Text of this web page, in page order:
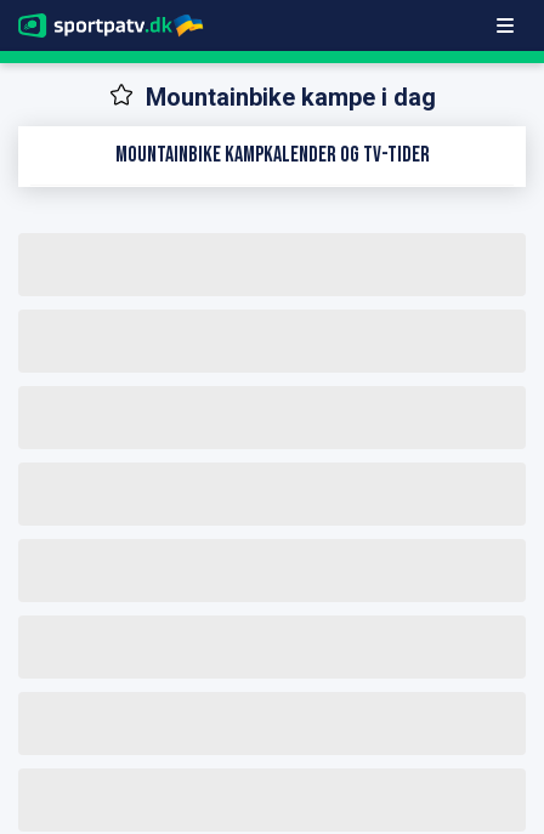
Mountainbike kampe i dag
Mountainbike kampkalender og TV-tider